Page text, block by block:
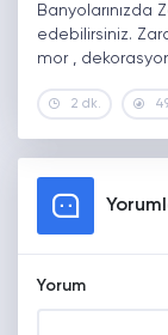
Banyolarınızda
edebilirsiniz.
mor ,
2 dk.
Yorum